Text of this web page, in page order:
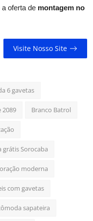
oferta de montagem no
Visite Nosso Site
6 gavetas
2089 Branco Batrol
grátis Sorocaba
moderna
com gavetas
sapateira